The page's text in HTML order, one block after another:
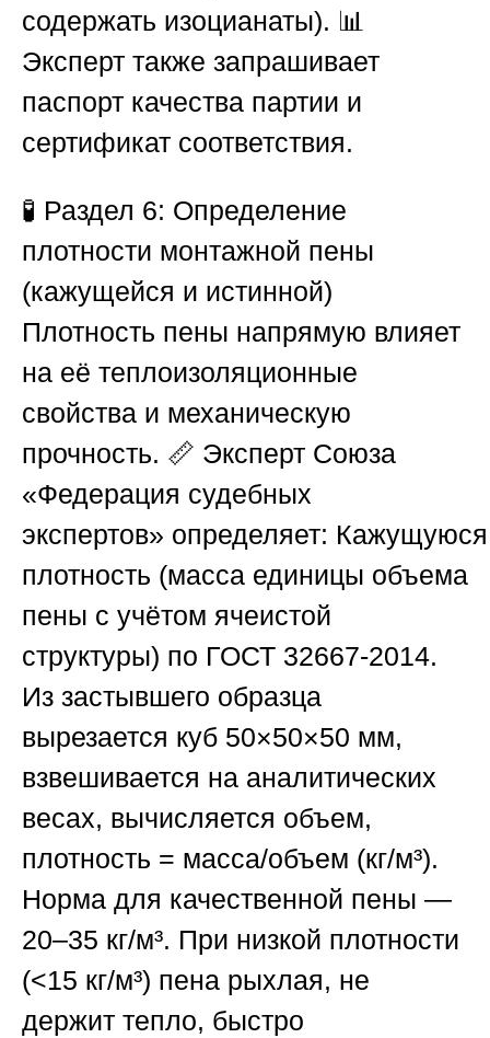
содержать изоцианаты). 📊
Эксперт также запрашивает
паспорт качества партии и
сертификат соответствия.
🧪 Раздел 6: Определение
плотности монтажной пены
(кажущейся и истинной)
Плотность пены напрямую влияет
на её теплоизоляционные
свойства и механическую
прочность. 📏 Эксперт Союза
«Федерация судебных
экспертов» определяет: Кажущуюся
плотность (масса единицы объема
пены с учётом ячеистой
структуры) по ГОСТ 32667-2014.
Из застывшего образца
вырезается куб 50×50×50 мм,
взвешивается на аналитических
весах, вычисляется объем,
плотность = масса/объем (кг/м³).
Норма для качественной пены —
20–35 кг/м³. При низкой плотности
(<15 кг/м³) пена рыхлая, не
держит тепло, быстро